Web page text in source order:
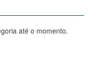
até o momento.